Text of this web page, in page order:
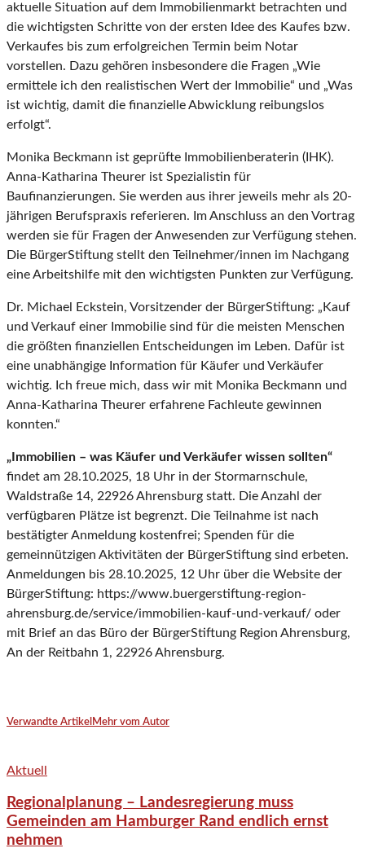
aktuelle Situation auf dem Immobilienmarkt betrachten und
die wichtigsten Schritte von der ersten Idee des Kaufes bzw.
Verkaufes bis zum erfolgreichen Termin beim Notar
vorstellen. Dazu gehören insbesondere die Fragen „Wie
ermittele ich den realistischen Wert der Immobilie“ und „Was
ist wichtig, damit die finanzielle Abwicklung reibungslos
erfolgt“.
Monika Beckmann ist geprüfte Immobilienberaterin (IHK).
Anna-Katharina Theurer ist Spezialistin für
Baufinanzierungen. Sie werden aus ihrer jeweils mehr als 20-
jährigen Berufspraxis referieren. Im Anschluss an den Vortrag
werden sie für Fragen der Anwesenden zur Verfügung stehen.
Die BürgerStiftung stellt den Teilnehmer/innen im Nachgang
eine Arbeitshilfe mit den wichtigsten Punkten zur Verfügung.
Dr. Michael Eckstein, Vorsitzender der BürgerStiftung: „Kauf
und Verkauf einer Immobilie sind für die meisten Menschen
die größten finanziellen Entscheidungen im Leben. Dafür ist
eine unabhängige Information für Käufer und Verkäufer
wichtig. Ich freue mich, dass wir mit Monika Beckmann und
Anna-Katharina Theurer erfahrene Fachleute gewinnen
konnten.“
„Immobilien – was Käufer und Verkäufer wissen sollten“
findet am 28.10.2025, 18 Uhr in der Stormarnschule,
Waldstraße 14, 22926 Ahrensburg statt. Die Anzahl der
verfügbaren Plätze ist begrenzt. Die Teilnahme ist nach
bestätigter Anmeldung kostenfrei; Spenden für die
gemeinnützigen Aktivitäten der BürgerStiftung sind erbeten.
Anmeldungen bis 28.10.2025, 12 Uhr über die Website der
BürgerStiftung: https://www.buergerstiftung-region-
ahrensburg.de/service/immobilien-kauf-und-verkauf/ oder
mit Brief an das Büro der BürgerStiftung Region Ahrensburg,
An der Reitbahn 1, 22926 Ahrensburg.
Verwandte Artikel Mehr vom Autor
Aktuell
Regionalplanung – Landesregierung muss
Gemeinden am Hamburger Rand endlich ernst
nehmen